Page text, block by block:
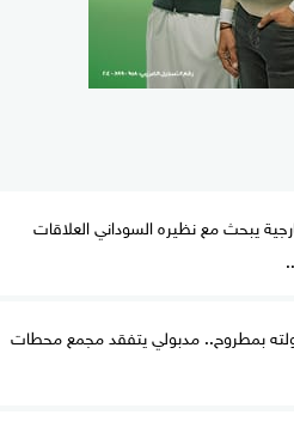
يبحث مع نظيره السوداني العلاقات
بمطروح.. مدبولي يتفقد مجمع محطات